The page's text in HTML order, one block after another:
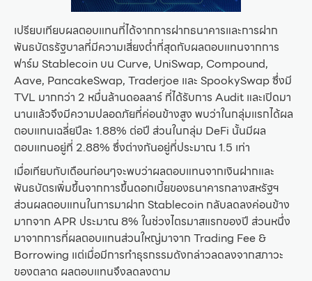
เปรียบเทียบผลตอบแทนที่ได้จากการฝากธนาคารและการฝาก
พันธบัตรรัฐบาลที่มีความเสี่ยงต่ำที่สุดกับผลตอบแทนจากการ
ฟาร์ม Stablecoin บน Curve, UniSwap, Compound,
Aave, PancakeSwap, Traderjoe และ SpookySwap ซึ่งมี
TVL มากกว่า 2 หมื่นล้านดอลลาร์ ที่ได้รับการ Audit และเปิดมา
นานแล้วจึงมีความปลอดภัยที่ค่อนข้างสูง พบว่าในกลุ่มแรกได้ผล
ตอบแทนเฉลี่ยปีละ 1.88% ต่อปี ส่วนในกลุ่ม DeFi นั้นมีผล
ตอบแทนอยู่ที่ 2.88% ซึ่งต่างกันอยู่ที่ประมาณ 1.5 เท่า
เมื่อเทียบกับเดือนก่อนๆจะพบว่าผลตอบแทนจากเงินฝากและ
พันธบัตรเพิ่มขึ้นจากการขึ้นดอกเบี้ยของธนาคารกลางสหรัฐฯ
ส่วนผลตอบแทนในการมาฝาก Stablecoin กลับลดลงค่อนข้าง
มากจาก APR ประมาณ 8% ในช่วงไตรมาสแรกของปี ส่วนหนึ่ง
มาจากการที่ผลตอบแทนส่วนใหญ่มาจาก Trading Fee &
Borrowing แต่เมื่อมีการทำธุรกรรมดังกล่าวลดลงจากสภาวะ
ของตลาด ผลตอบแทนจึงลดลงตาม